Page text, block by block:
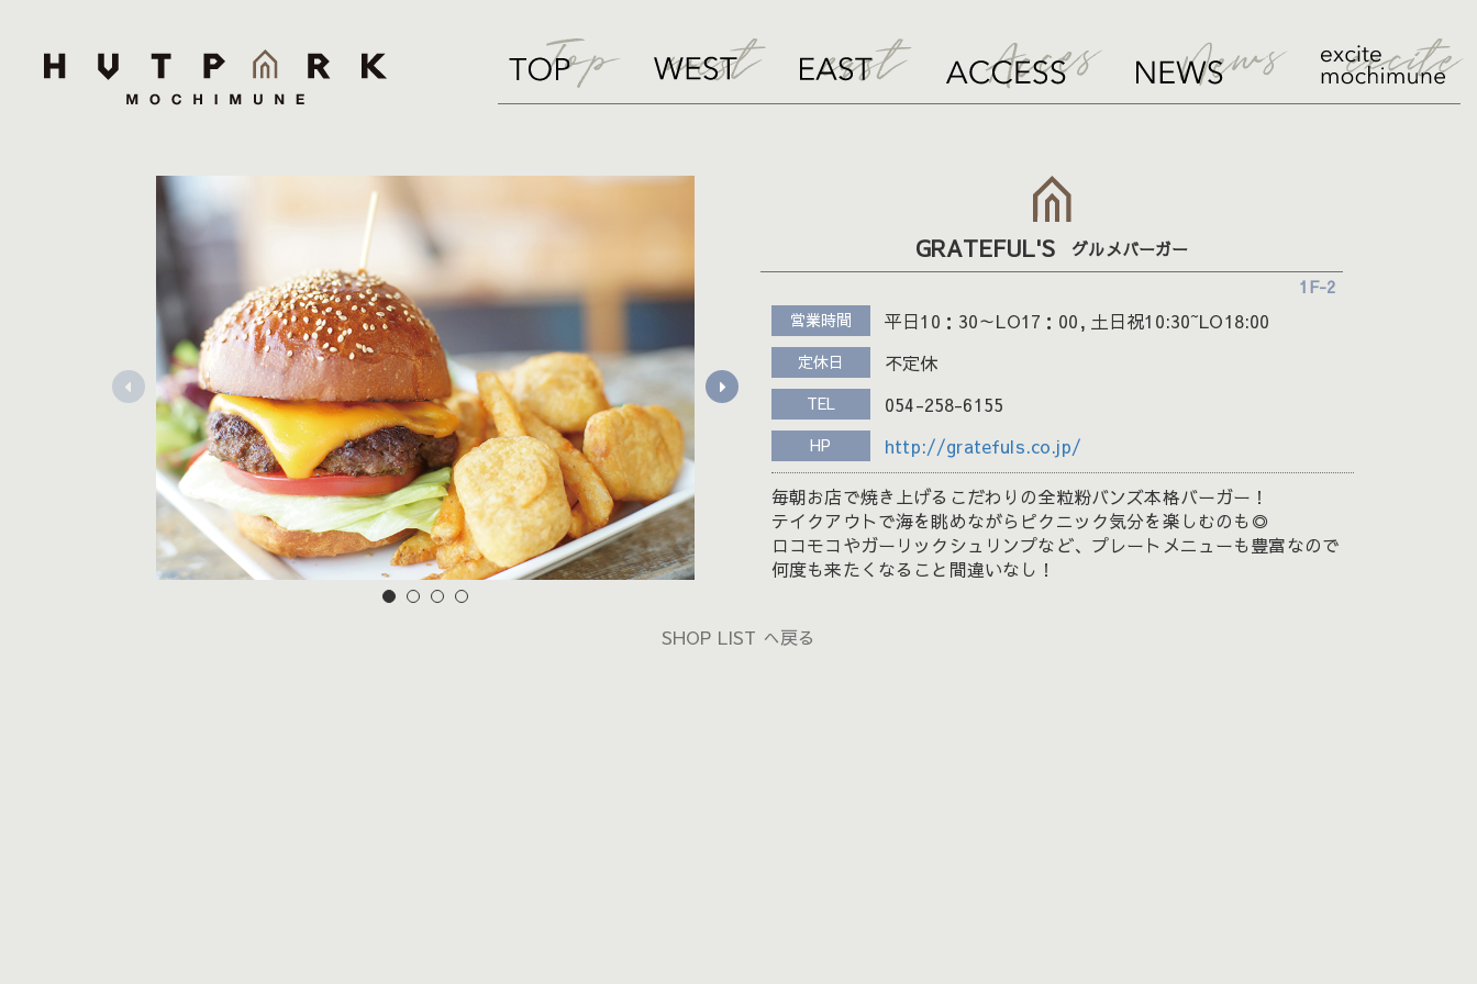
GRATEFUL'S
グルメバーガー
1F-2
営業時間 平日10：30～LO17：00, 土日祝10:30~LO18:00
定休日 不定休
TEL 054-258-6155
HP http://gratefuls.co.jp/
毎朝お店で焼き上げるこだわりの全粒粉バンズ本格バーガー！
テイクアウトで海を眺めながらピクニック気分を楽しむのも◎
ロコモコやガーリックシュリンプなど、プレートメニューも豊富なので
何度も来たくなること間違いなし！
SHOP LIST へ戻る